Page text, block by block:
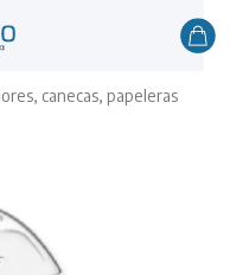
canecas, papeleras